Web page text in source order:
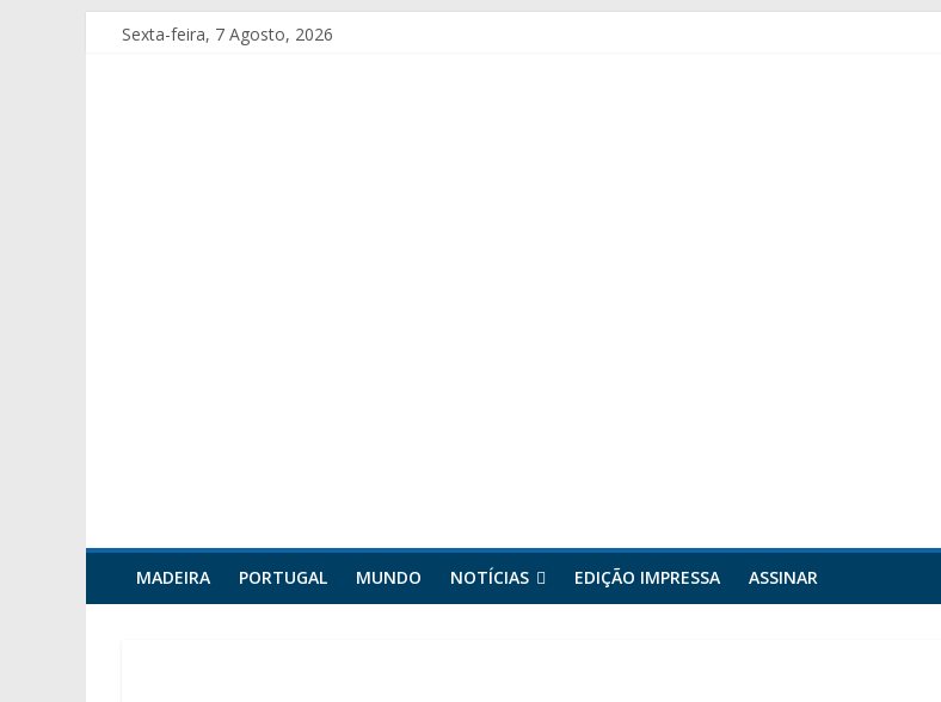
Sexta-feira, 7 Agosto, 2026
MADEIRA PORTUGAL MUNDO NOTÍCIAS EDIÇÃO IMPRESSA ASSINAR